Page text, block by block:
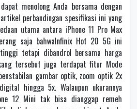
menolong Anda bersama dengan
perbandingan spesifikasi ini yang
utama antara iPhone 11 Pro Max
saja bahwaInfinix Hot 20 5G ini
tetapi dibandrol bersama harga
tersebut juga terdapat fitur Mode
gambar optik, zoom optik 2x
hingga 5x. Walaupun ukurannya
12 Mini tak bisa dianggap remeh